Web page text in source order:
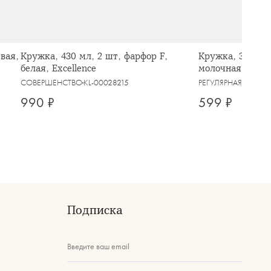
Кружка, 430 мл, 2 шт, фарфор F,
белая, Excellence
СОВЕРШЕНСТВОKL-00028215
990 ₽
Кружка, 350
молочная, в
РЕГУЛЯРНАЯ
599 ₽
Подписка
Введите ваш email